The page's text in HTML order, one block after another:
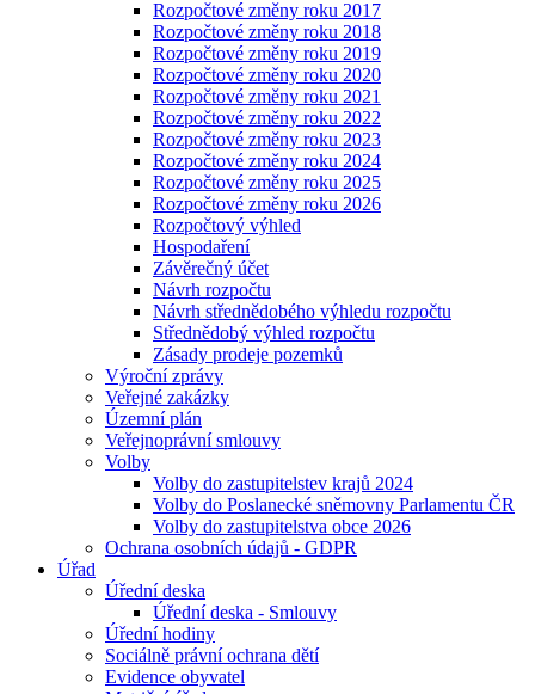
Rozpočtové změny roku 2017
Rozpočtové změny roku 2018
Rozpočtové změny roku 2019
Rozpočtové změny roku 2020
Rozpočtové změny roku 2021
Rozpočtové změny roku 2022
Rozpočtové změny roku 2023
Rozpočtové změny roku 2024
Rozpočtové změny roku 2025
Rozpočtové změny roku 2026
Rozpočtový výhled
Hospodaření
Závěrečný účet
Návrh rozpočtu
Návrh střednědobého výhledu rozpočtu
Střednědobý výhled rozpočtu
Zásady prodeje pozemků
Výroční zprávy
Veřejné zakázky
Územní plán
Veřejnoprávní smlouvy
Volby
Volby do zastupitelstev krajů 2024
Volby do Poslanecké sněmovny Parlamentu ČR
Volby do zastupitelstva obce 2026
Ochrana osobních údajů - GDPR
Úřad
Úřední deska
Úřední deska - Smlouvy
Úřední hodiny
Sociálně právní ochrana dětí
Evidence obyvatel